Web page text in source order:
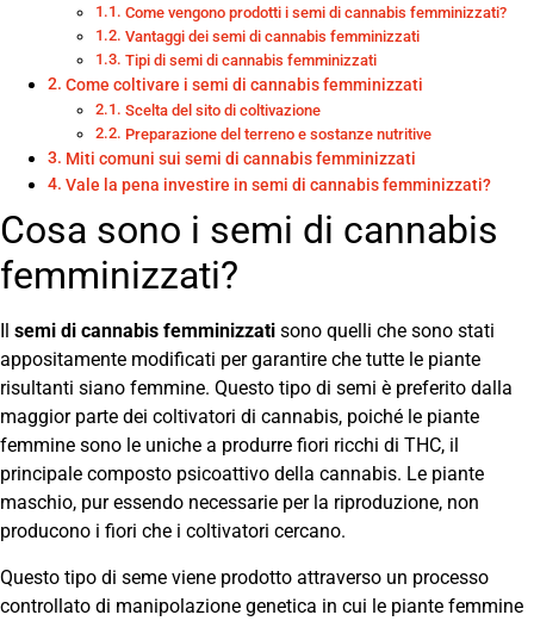
Come vengono prodotti i semi di cannabis femminizzati?
Vantaggi dei semi di cannabis femminizzati
Tipi di semi di cannabis femminizzati
Come coltivare i semi di cannabis femminizzati
Scelta del sito di coltivazione
Preparazione del terreno e sostanze nutritive
Miti comuni sui semi di cannabis femminizzati
Vale la pena investire in semi di cannabis femminizzati?
Cosa sono i semi di cannabis
femminizzati?
semi di cannabis femminizzati sono quelli che sono stati
appositamente modificati per garantire che tutte le piante
risultanti siano femmine. Questo tipo di semi è preferito dalla
maggior parte dei coltivatori di cannabis, poiché le piante
femmine sono le uniche a produrre fiori ricchi di THC, il
principale composto psicoattivo della cannabis. Le piante
maschio, pur essendo necessarie per la riproduzione, non
producono i fiori che i coltivatori cercano.
Questo tipo di seme viene prodotto attraverso un processo
controllato di manipolazione genetica in cui le piante femmine